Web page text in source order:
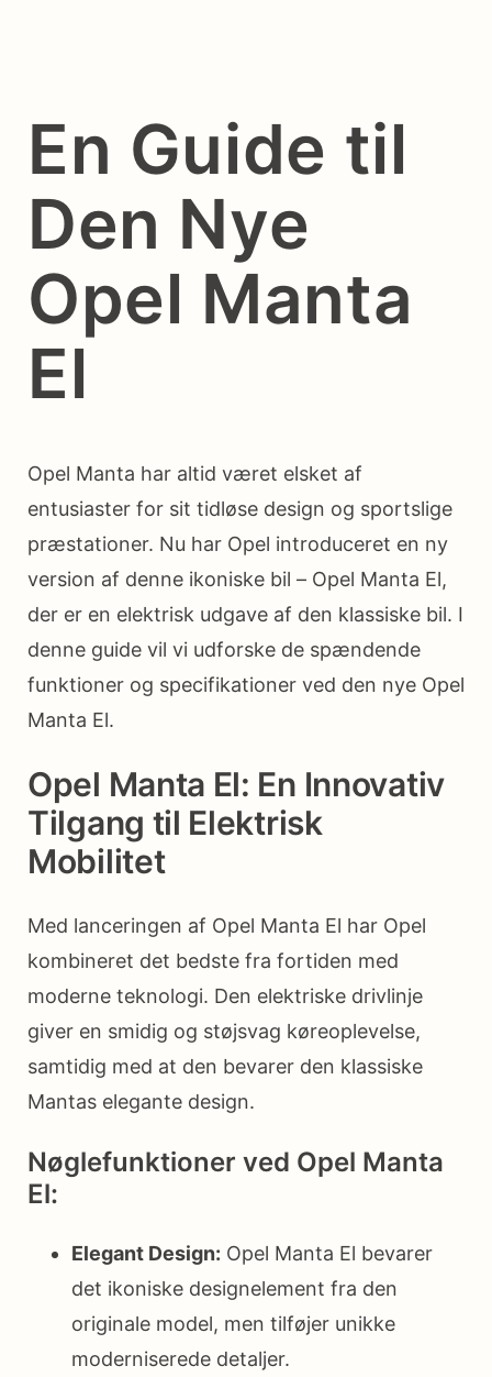
En Guide til
Den Nye
Opel Manta
El
Opel Manta har altid været elsket af
entusiaster for sit tidløse design og sportslige
præstationer. Nu har Opel introduceret en ny
version af denne ikoniske bil – Opel Manta El,
der er en elektrisk udgave af den klassiske bil. I
denne guide vil vi udforske de spændende
funktioner og specifikationer ved den nye Opel
Manta El.
Opel Manta El: En Innovativ
Tilgang til Elektrisk
Mobilitet
Med lanceringen af Opel Manta El har Opel
kombineret det bedste fra fortiden med
moderne teknologi. Den elektriske drivlinje
giver en smidig og støjsvag køreoplevelse,
samtidig med at den bevarer den klassiske
Mantas elegante design.
Nøglefunktioner ved Opel Manta
El:
Elegant Design: Opel Manta El bevarer
det ikoniske designelement fra den
originale model, men tilføjer unikke
moderniserede detaljer.